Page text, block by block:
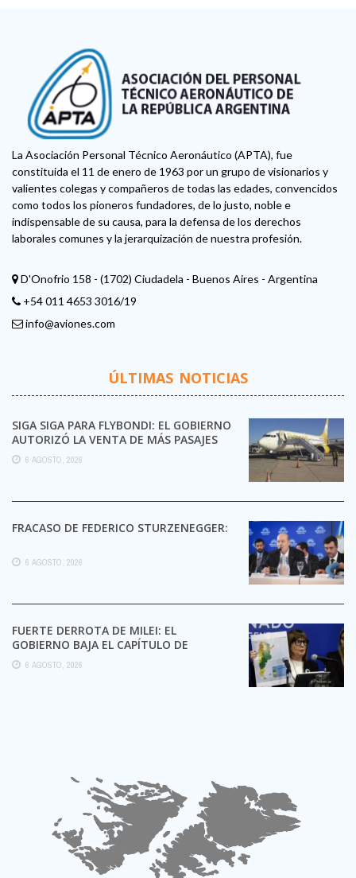
La Asociación Personal Técnico Aeronáutico (APTA), fue
constituida el 11 de enero de 1963 por un grupo de visionarios y
valientes colegas y compañeros de todas las edades, convencidos
como todos los pioneros fundadores, de lo justo, noble e
indispensable de su causa, para la defensa de los derechos
laborales comunes y la jerarquización de nuestra profesión.
D'Onofrio 158 - (1702) Ciudadela - Buenos Aires - Argentina
+54 011 4653 3016/19
info@aviones.com
ÚLTIMAS NOTICIAS
SIGA SIGA PARA FLYBONDI: EL GOBIERNO
AUTORIZÓ LA VENTA DE MÁS PASAJES
6 AGOSTO, 2026
FRACASO DE FEDERICO STURZENEGGER:
6 AGOSTO, 2026
FUERTE DERROTA DE MILEI: EL
GOBIERNO BAJA EL CAPÍTULO DE
EXTRANJERIZACIÓN DE TIERRAS
6 AGOSTO, 2026